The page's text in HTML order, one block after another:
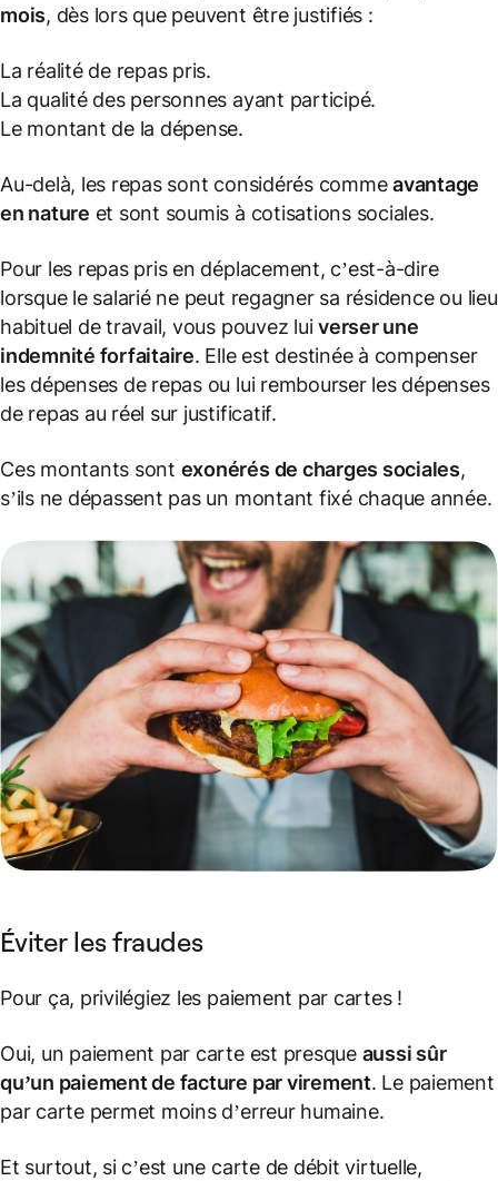
mois, dès lors que peuvent être justifiés :
La réalité de repas pris.
La qualité des personnes ayant participé.
Le montant de la dépense.
Au-delà, les repas sont considérés commeavantage
en nature et sont soumis à cotisations sociales.
Pour les repas pris en déplacement, c’est-à-dire
lorsque le salarié ne peut regagner sa résidence ou lieu
habituel de travail, vous pouvez luiverser une
indemnité forfaitaire. Elle est destinée à compenser
les dépenses de repas ou lui rembourser les dépenses
de repas au réel sur justificatif.
Ces montants sont exonérés de charges sociales,
s’ils ne dépassent pas un montant fixé chaque année.
Éviter les fraudes
Pour ça, privilégiez les paiement par cartes !
Oui, un paiement par carte est presque aussi sûr
qu’un paiement de facture par virement. Le paiement
par carte permet moins d’erreur humaine.
Et surtout, si c’est une carte de débit virtuelle,